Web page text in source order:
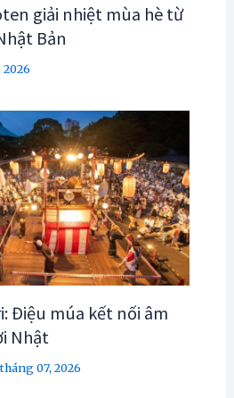
giải nhiệt mùa hè từ
Bản
2026
Điệu múa kết nối âm
Nhật
07, 2026